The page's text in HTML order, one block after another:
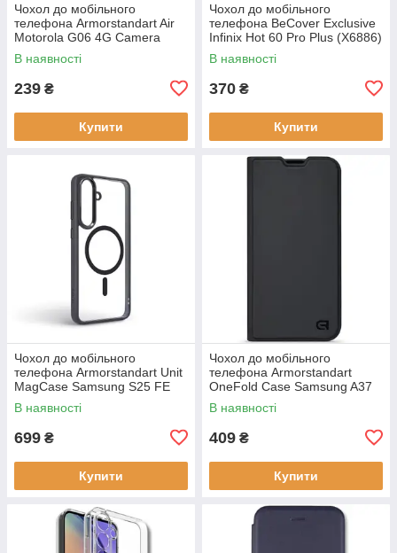
Чохол до мобільного
телефона Armorstandart Air
Motorola G06 4G Camera
cover Clear (ARM89057)
В наявності
239 ₴
Купити
Чохол до мобільного
телефона BeCover Exclusive
Infinix Hot 60 Pro Plus (X6886)
Deep Blue (714717)
В наявності
370 ₴
Купити
Чохол до мобільного
телефона Armorstandart Unit
MagCase Samsung S25 FE
5G Black (ARM89156)
В наявності
699 ₴
Купити
Чохол до мобільного
телефона Armorstandart
OneFold Case Samsung A37
5G Black (ARM89718)
В наявності
409 ₴
Купити